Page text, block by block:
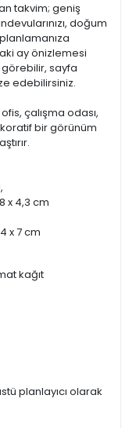
takvim; geniş
doğum
ay önizlemesi
sayfa
edebilirsiniz.
çalışma odası,
bir görünüm
x 4,3 cm
x 7 cm
kağıt
planlayıcı olarak